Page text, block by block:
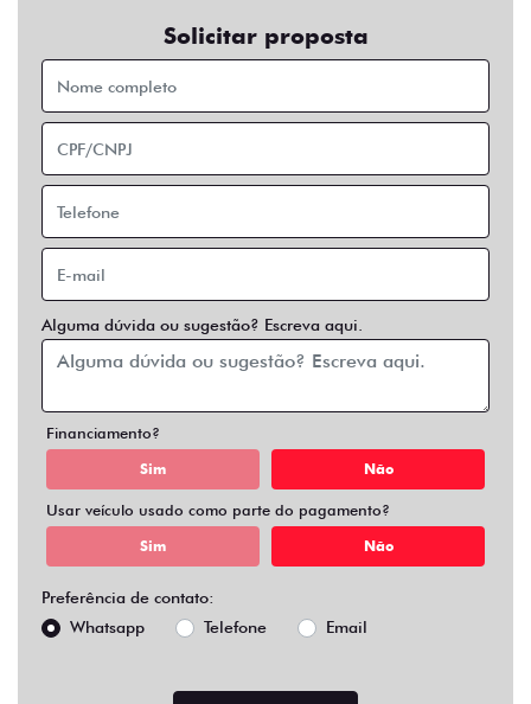
Solicitar proposta
Alguma dúvida ou sugestão? Escreva aqui.
Financiamento?
Sim Não
Usar veículo usado como parte do pagamento?
Sim Não
Preferência de contato:
Whatsapp
Telefone Email